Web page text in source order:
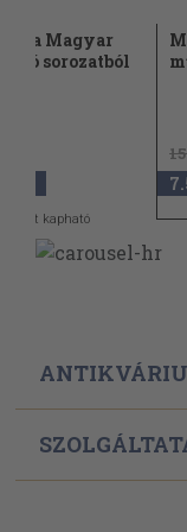
a Magyar
sorozatból
pont kapható